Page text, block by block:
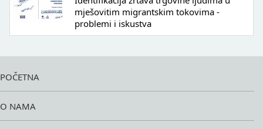
mješovitim migrantskim tokovima -
problemi i iskustva
POČETNA
O NAMA